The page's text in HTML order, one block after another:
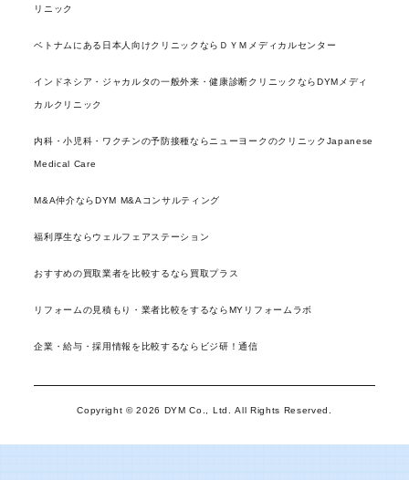
リニック
ベトナムにある日本人向けクリニックならＤＹＭメディカルセンター
インドネシア・ジャカルタの一般外来・健康診断クリニックならDYMメディ
カルクリニック
内科・小児科・ワクチンの予防接種ならニューヨークのクリニックJapanese
Medical Care
M&A仲介ならDYM M&Aコンサルティング
福利厚生ならウェルフェアステーション
おすすめの買取業者を比較するなら買取プラス
リフォームの見積もり・業者比較をするならMYリフォームラボ
企業・給与・採用情報を比較するならビジ研！通信
Copyright © 2026 DYM Co., Ltd. All Rights Reserved.